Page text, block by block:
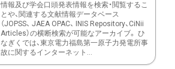
情報及び学会口頭発表情報を検索・閲覧するこ
とや、関連する文献情報データベース
（JOPSS、 JAEA OPAC、 INIS Repository、CiNii
Articles）の横断検索が可能なアーカイブ。 ひ
なぎくでは、東京電力福島第一原子力発電所事
故に関するインターネット...